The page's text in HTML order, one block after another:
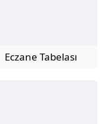
Eczane Tabelası